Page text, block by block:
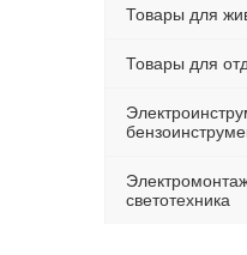
Товары для
Товары для
светотехника